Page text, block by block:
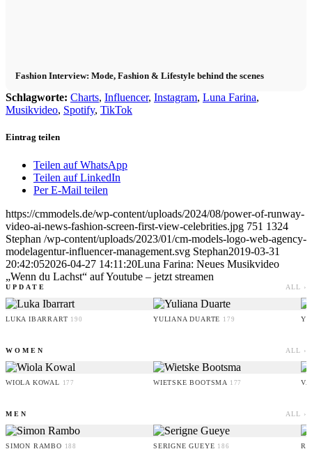
Fashion Interview: Mode, Fashion & Lifestyle behind the scenes
Schlagworte: Charts, Influencer, Instagram, Luna Farina,
Musikvideo, Spotify, TikTok
Eintrag teilen
Teilen auf WhatsApp
Teilen auf LinkedIn
Per E-Mail teilen
https://cmmodels.de/wp-content/uploads/2024/08/power-of-runway-
video-ai-news-fashion-screen-first-view-celebrities.jpg 751 1324
Stephan /wp-content/uploads/2023/01/cm-models-logo-web-agency-
modelagentur-influencer-management.svg Stephan2019-03-31
20:42:052026-04-27 14:11:20Luna Farina: Neues Musikvideo
„Wenn du Lachst“ auf Youtube – jetzt streamen
UPDATE ALL ›
LUKA IBARRART 190 YULIANA DUARTE 179
WOMEN ALL ›
WIOLA KOWAL 177 WIETSKE BOOTSMA 177
MEN ALL ›
SIMON RAMBO 188 SERIGNE GUEYE 186